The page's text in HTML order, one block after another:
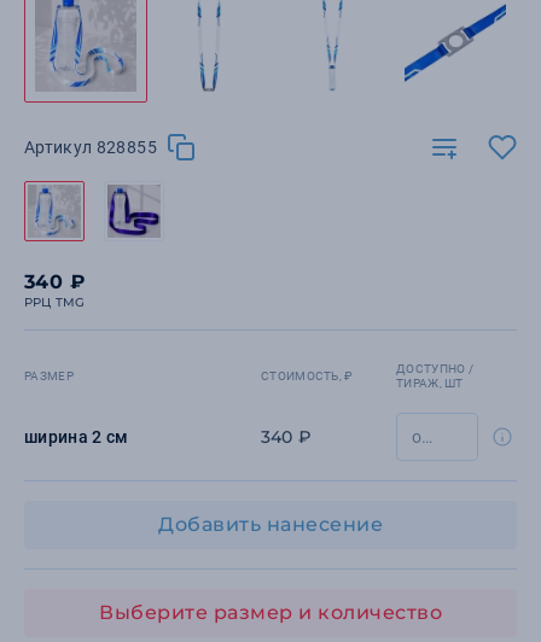
Артикул 828855
340 ₽
РРЦ TMG
РАЗМЕР СТОИМОСТЬ, ₽
ДОСТУПНО /
ТИРАЖ, ШТ
ширина 2 см 340 ₽
Добавить нанесение
Выберите размер и количество